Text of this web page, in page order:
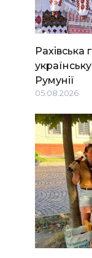
Румунії
05.08.2026